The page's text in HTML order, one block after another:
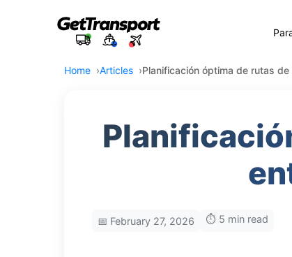
Home Articles Planificación óptima de rutas
📅 February 27, 2026 ⏱️ 5 min read